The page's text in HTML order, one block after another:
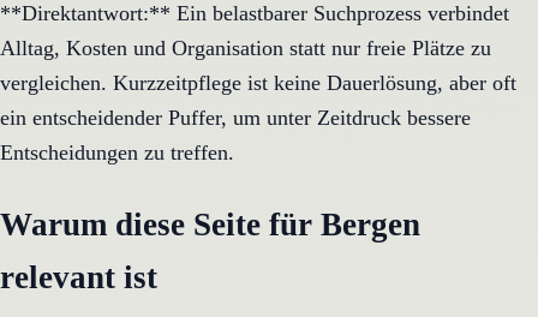
**Direktantwort:** Ein belastbarer Suchprozess verbindet
Alltag, Kosten und Organisation statt nur freie Plätze zu
vergleichen. Kurzzeitpflege ist keine Dauerlösung, aber oft
ein entscheidender Puffer, um unter Zeitdruck bessere
Entscheidungen zu treffen.
Warum diese Seite für Bergen
relevant ist